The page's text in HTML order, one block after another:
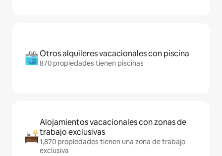
Otros alquileres vacacionales con piscina
870 propiedades tienen piscinas
Alojamientos vacacionales con zonas de
trabajo exclusivas
1,870 propiedades tienen una zona de trabajo
exclusiva